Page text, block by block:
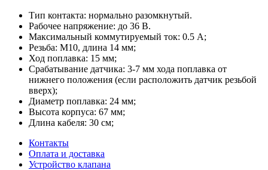
Тип контакта: нормально разомкнутый.
Рабочее напряжение: до 36 В.
Максимальный коммутируемый ток: 0.5 А;
Резьба: M10, длина 14 мм;
Ход поплавка: 15 мм;
Срабатывание датчика: 3-7 мм хода поплавка от
нижнего положения (если расположить датчик резьбой
вверх);
Диаметр поплавка: 24 мм;
Высота корпуса: 67 мм;
Длина кабеля: 30 см;
Контакты
Оплата и доставка
Устройство клапана